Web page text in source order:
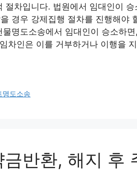
절차입니다. 법원에서 임대인이
경우 강제집행 절차를 진행해야
명도소송에서 임대인이 승소하
차인은 이를 거부하거나 이행을
명도소송
반환, 해지 후